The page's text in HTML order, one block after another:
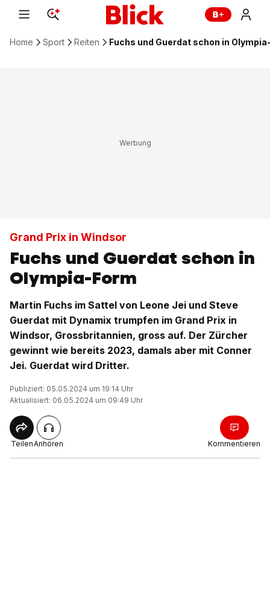
Home Sport Reiten Fuchs und Guerdat schon in
Grand Prix in Windsor
Fuchs und Guerdat schon in
Olympia-Form
Martin Fuchs im Sattel von Leone Jei und Steve
Guerdat mit Dynamix trumpfen im Grand Prix in
Windsor, Grossbritannien, gross auf. Der Zürcher
gewinnt wie bereits 2023, damals aber mit Conner
Jei. Guerdat wird Dritter.
Publiziert: 05.05.2024 um 19:14 Uhr
Aktualisiert: 06.05.2024 um 09:49 Uhr
TeilenAnhören Kommentieren